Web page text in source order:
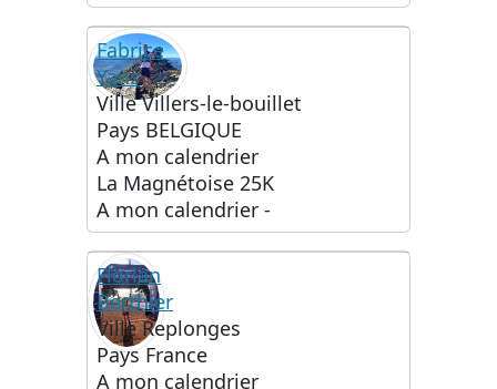
Fabrice
Yans
Ville Villers-le-bouillet
Pays BELGIQUE
A mon calendrier
La Magnétoise 25K
A mon calendrier -
Florian
Berthier
Ville Replonges
Pays France
A mon calendrier